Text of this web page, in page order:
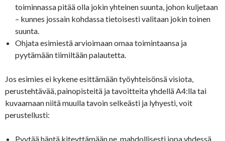
toiminnassa pitää olla jokin yhteinen suunta, johon kuljetaan
– kunnes jossain kohdassa tietoisesti valitaan jokin toinen
suunta.
Ohjata esimiestä arvioimaan omaa toimintaansa ja
pyytämään tiimiltään palautetta.
Jos esimies ei kykene esittämään työyhteisönsä visiota,
perustehtävää, painopisteitä ja tavoitteita yhdellä A4:lla tai
kuvaamaan niitä muulla tavoin selkeästi ja lyhyesti, voit
perustellusti:
Pyytää häntä kiteyttämään ne, mahdollisesti jopa yhdessä